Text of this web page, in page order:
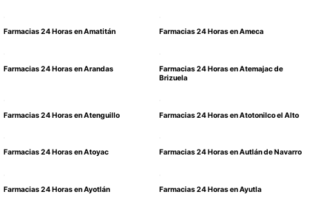
Farmacias 24 Horas en Amatitán Farmacias 24 Horas en Ameca
Farmacias 24 Horas en Arandas
Farmacias 24 Horas en Atemajac de
Brizuela
Farmacias 24 Horas en Atenguillo Farmacias 24 Horas en Atotonilco el Alto
Farmacias 24 Horas en Atoyac Farmacias 24 Horas en Autlán de Navarro
Farmacias 24 Horas en Ayotlán Farmacias 24 Horas en Ayutla